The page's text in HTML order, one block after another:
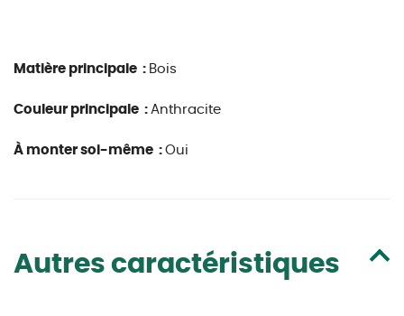
Matière principale : Bois
Couleur principale : Anthracite
À monter soi-même : Oui
Autres caractéristiques